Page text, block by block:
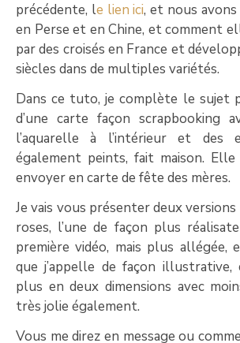
précédente, le lien ici, et nous
en Perse et en Chine, et comment
par des croisés en France et
siècles dans de multiples variétés.
Dans ce tuto, je complète le sujet
d’une carte façon scrapbooking
l’aquarelle à l’intérieur et des
également peints, fait maison.
envoyer en carte de fête des mères.
Je vais vous présenter deux versions
roses, l’une de façon plus
première vidéo, mais plus allégée,
que j’appelle de façon illustrative,
plus en deux dimensions avec
très jolie également.
Vous me direz en message ou